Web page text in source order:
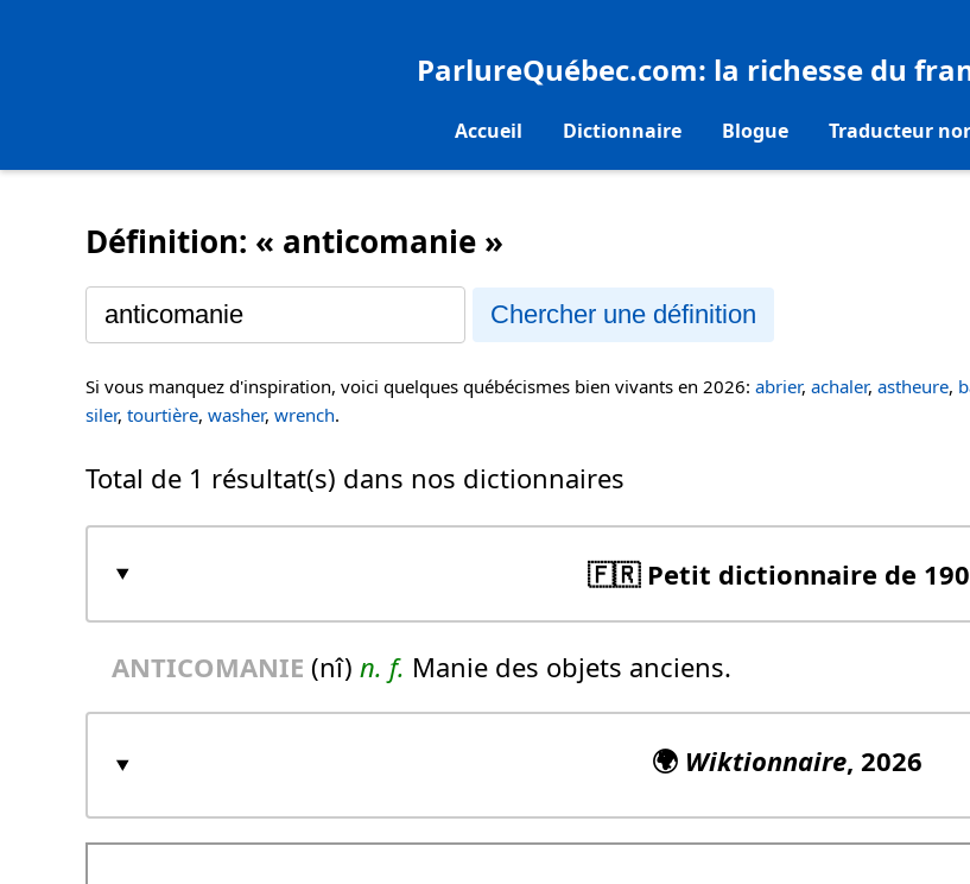
ParlureQuébec.com: la richesse du
Accueil Dictionnaire Blogue Traducteur
Définition: « anticomanie »
Chercher une définition
Si vous manquez d'inspiration, voici quelques québécismes bien vivants en 2026: abrier, achaler, astheure,
siler, tourtière, washer, wrench.
Total de 1 résultat(s) dans nos dictionnaires
🇫🇷 Petit dictionnaire de
ANTICOMANIE (nî) n. f. Manie des objets anciens.
🌍 Wiktionnaire, 2026